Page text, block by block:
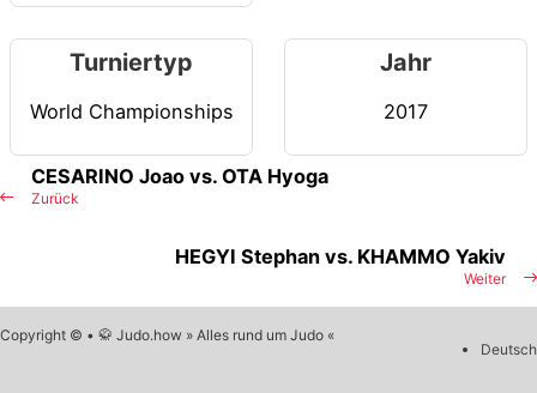
Turniertyp
World Championships
Jahr
2017
Zurück
CESARINO Joao vs. OTA Hyoga
Weiter
HEGYI Stephan vs. KHAMMO Yakiv
Copyright © • 🥋 Judo.how » Alles rund um Judo «
Deutsch